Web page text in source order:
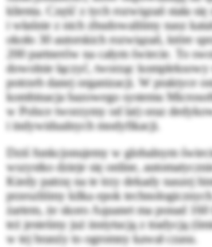
klienta. Część z tych rozwiązań stała się
i właśnie z nich zbudowaliśmy nasz
około 30 autorskich rozwiązań, które
200 partnerów na całym świecie. To
dowolnie łączyć, tworząc kompleksowy
potrzeb danej organizacji. W praktyce
kombinacja bazowego systemu
w Polsce tworzymy od lat) oraz
i indywidualnych modyfikacji.
Dziś funkcjonujemy w globalnym
wszystko dzieje się online,
Kiedy patrzę na te trzy dekady naszej
przeszliśmy kilka epok
żartem, że skoro Aquanet ma ponad
też jesteśmy już instytucją z tradycją
w tej branży to ogromny kawał czasu.